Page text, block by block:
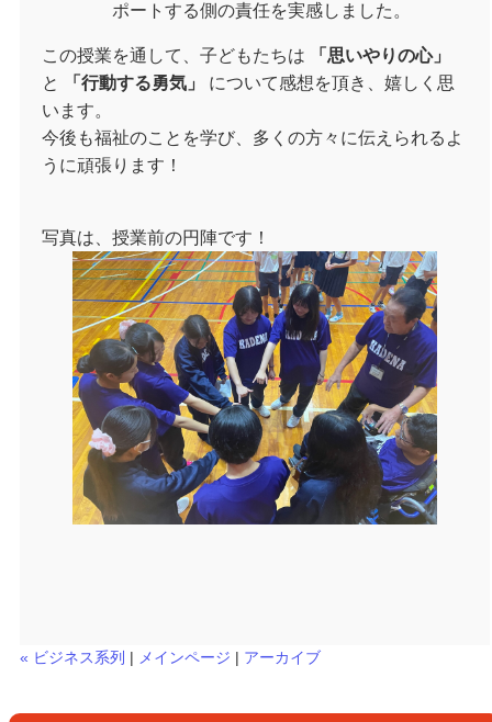
ポートする側の責任を実感しました。
この授業を通して、子どもたちは
「思いやりの心」
と
「行動する勇気」
について感想を頂き、嬉しく思
います。
今後も福祉のことを学び、多くの方々に伝えられるよ
うに頑張ります！
写真は、授業前の円陣です！
« ビジネス系列 | メインページ | アーカイブ